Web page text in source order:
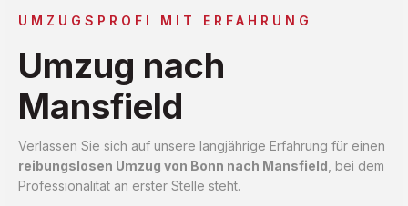
UMZUGSPROFI MIT ERFAHRUNG
Umzug nach
Mansfield
Verlassen Sie sich auf unsere langjährige Erfahrung für einen
reibungslosen Umzug von Bonn nach Mansfield , bei dem
Professionalität an erster Stelle steht.